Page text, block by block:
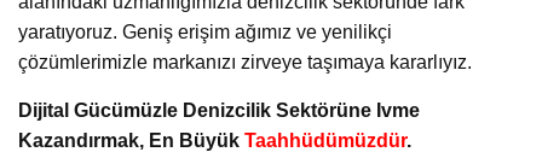
yaratıyoruz. Geniş erişim ağımız ve yenilikçi
çözümlerimizle markanızı zirveye taşımaya kararlıyız.
Dijital Gücümüzle Denizcilik Sektörüne Ivme
Kazandırmak, En Büyük Taahhüdümüzdür.